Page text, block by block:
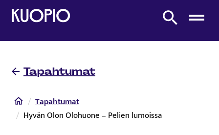
Etusivulle
Etsi sivustolta
Tapahtumat
Etusivu
Tapahtumat
Hyvän Olon Olohuone – Pelien lumoissa